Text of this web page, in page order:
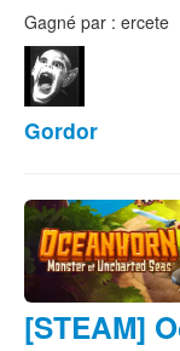
Gagné par : ercete
Gordor
[STEAM]